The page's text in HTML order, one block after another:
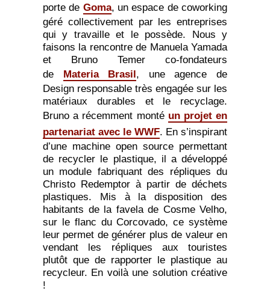
porte de Goma, un espace de coworking
géré collectivement par les entreprises
qui y travaille et le possède. Nous y
faisons la rencontre de Manuela Yamada
et Bruno Temer co-fondateurs
de Materia Brasil, une agence de
Design responsable très engagée sur les
matériaux durables et le recyclage.
Bruno a récemment monté un projet en
partenariat avec le WWF. En s’inspirant
d’une machine open source permettant
de recycler le plastique, il a développé
un module fabriquant des répliques du
Christo Redemptor à partir de déchets
plastiques. Mis à la disposition des
habitants de la favela de Cosme Velho,
sur le flanc du Corcovado, ce système
leur permet de générer plus de valeur en
vendant les répliques aux touristes
plutôt que de rapporter le plastique au
recycleur. En voilà une solution créative
!